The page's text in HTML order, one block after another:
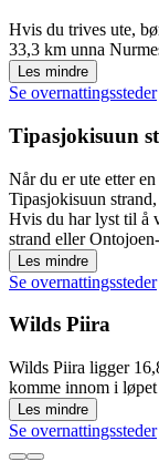
Hvis du trives ute,
33,3 km unna
Les mindre
Se overnattingssteder
Tipasjokisuun
Når du er ute etter
Tipasjokisuun
Hvis du har lyst til å
strand eller
Les mindre
Se overnattingssteder
Wilds Piira
Wilds Piira ligger
komme innom i
Les mindre
Se overnattingssteder